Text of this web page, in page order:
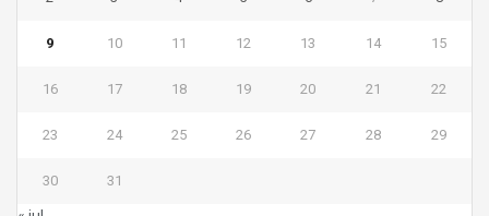
9 10 11 12 13 14 15
16 17 18 19 20 21 22
23 24 25 26 27 28 29
30 31